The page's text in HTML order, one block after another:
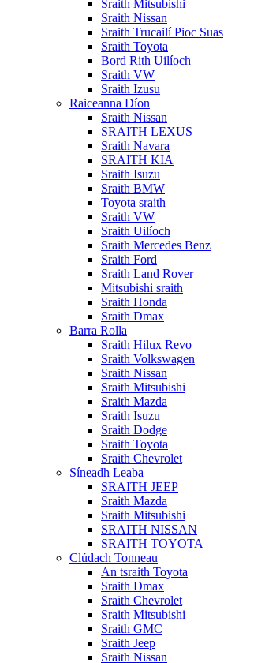
Sraith Mitsubishi
Sraith Nissan
Sraith Trucailí Pioc Suas
Sraith Toyota
Bord Rith Uilíoch
Sraith VW
Sraith Izusu
Raiceanna Díon
Sraith Nissan
SRAITH LEXUS
Sraith Navara
SRAITH KIA
Sraith Isuzu
Sraith BMW
Toyota sraith
Sraith VW
Sraith Uilíoch
Sraith Mercedes Benz
Sraith Ford
Sraith Land Rover
Mitsubishi sraith
Sraith Honda
Sraith Dmax
Barra Rolla
Sraith Hilux Revo
Sraith Volkswagen
Sraith Nissan
Sraith Mitsubishi
Sraith Mazda
Sraith Isuzu
Sraith Dodge
Sraith Toyota
Sraith Chevrolet
Síneadh Leaba
SRAITH JEEP
Sraith Mazda
Sraith Mitsubishi
SRAITH NISSAN
SRAITH TOYOTA
Clúdach Tonneau
An tsraith Toyota
Sraith Dmax
Sraith Chevrolet
Sraith Mitsubishi
Sraith GMC
Sraith Jeep
Sraith Nissan